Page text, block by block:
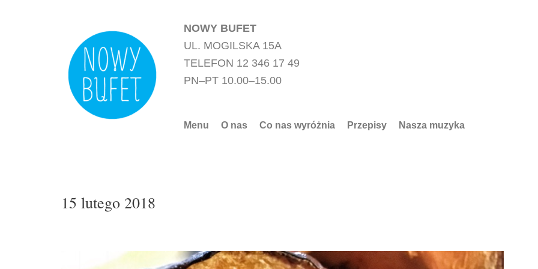
NOWY BUFET
UL. MOGILSKA 15A
TELEFON 12 346 17 49
PN–PT 10.00–15.00
Menu O nas Co nas wyróżnia Przepisy Nasza muzyka
15 lutego 2018